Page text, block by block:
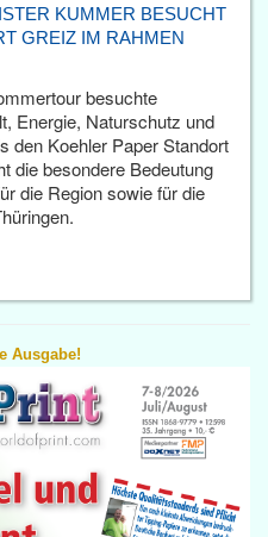
KUMMER BESUCHT
GREIZ IM RAHMEN
besuchte
Energie, Naturschutz und
den Koehler Paper Standort
die besondere Bedeutung
die Region sowie für die
Ausgabe!